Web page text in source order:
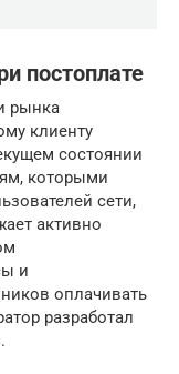
постоплате
рынка
клиенту
состоянии
которыми
сети,
активно
и
оплачивать
разработал